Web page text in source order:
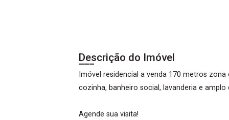
Descrição do Imóvel
Imóvel residencial a venda 170 metros
cozinha, banheiro social, lavanderia e amplo
Agende sua visita!